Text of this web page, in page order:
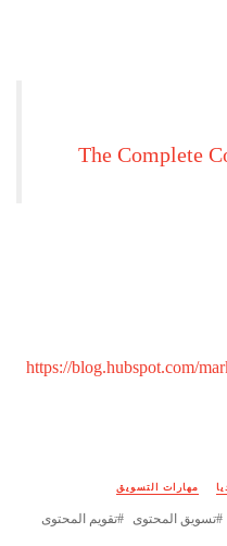
The Complete
https://blog.hubspot.com/
مهارات التسويق
تسويق المحتوى
تقويم المحتوى